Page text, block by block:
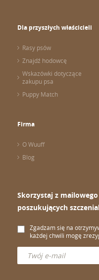
Dla przyszłych właścicieli
Rasy psów
Znajdź hodowcę
Wskazówki dotyczące
zakupu psa
Puppy Match
Firma
O Wuuff
Blog
Skorzystaj z
poszukujących
Zgadzam się na
każdej chwili mogę